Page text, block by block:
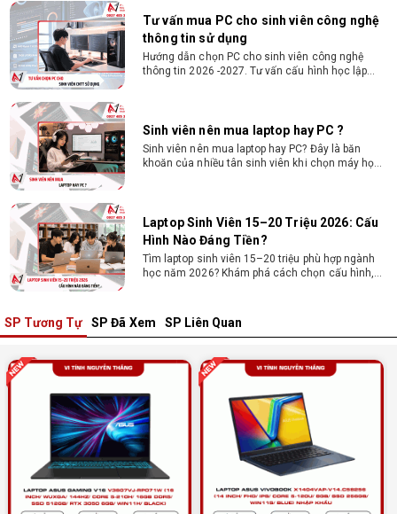
Tư vấn mua PC cho sinh viên công nghệ
thông tin sử dụng
Hướng dẫn chọn PC cho sinh viên công nghệ
thông tin 2026 -2027. Tư vấn cấu hình học lập
Sinh viên nên mua laptop hay PC ?
Sinh viên nên mua laptop hay PC? Đây là băn
khoăn của nhiều tân sinh viên khi chọn máy học
Laptop Sinh Viên 15–20 Triệu 2026: Cấu
Hình Nào Đáng Tiền?
Tìm laptop sinh viên 15–20 triệu phù hợp ngành
học năm 2026? Khám phá cách chọn cấu hình,
Tổng hợp 7 laptop sinh viên dưới 15 triệu
nên mua
Bạn tìm laptop cho sinh viên dưới 15 triệu mượt
mà, bền bỉ? Xem ngay gợi ý các thương hiệu
laptop bền, cấu hình mạnh cho sinh viên sử dụng
4 năm đại học.
Dịch vụ build PC đồ họa tại Đồng Nai theo
yêu cầu, giá tốt, uy tín
Dịch vụ build PC đồ họa tại Đồng Nai theo yêu
cầu uy tín, tối ưu cấu hình xử lý 3D và dựng video
mượt mà. Đăng ký nhận tư vấn và báo giá chi tiết
ngay.
SP Tương Tự SP Đã Xem SP Liên Quan